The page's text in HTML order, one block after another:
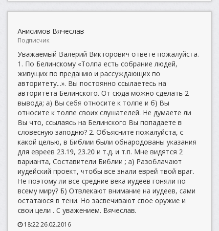
Анисимов Вячеслав
Подписчик
Уважаемый Валерий Викторович ответе пожалуйста.
1. По Белинскому «Толпа есть собрание людей,
живущих по преданию и рассуждающих по
авторитету...». Вы постоянно ссылаетесь на
авторитета Белинского. От сюда можно сделать 2
вывода; а) Вы себя относите к толпе и б) Вы
относите к толпе своих слушателей. Не думаете ли
Вы что, ссылаясь на Белинского Вы попадаете в
словесную заподню? 2. Объясните пожалуйста, с
какой целью, в Библии были обнародованы указания
для евреев 23.19, 23.20 и т.д. и т.п. Мне видятся 2
варианта, Составители Библии ; а) Разоблачают
иудейский проект, чтобы все знали еврей твой враг.
Не поэтому ли все средние века иудеев гоняли по
всему миру? Б) Отвлекают внимание на иудеев, сами
остатаюся в тени. Но засвечивают свое оружие и
свои цели . С уважением. Вячеслав.
18:22 26.02.2016